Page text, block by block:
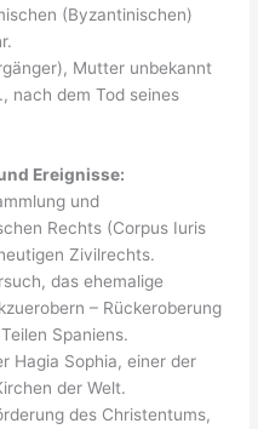
(Byzantinischen)
Mutter unbekannt
nach dem Tod seines
Ereignisse:
und
Rechts (Corpus Iuris
Zivilrechts.
das ehemalige
– Rückeroberung
Spaniens.
Hagia Sophia, einer der
der Welt.
des Christentums,